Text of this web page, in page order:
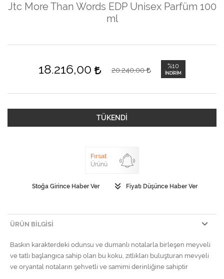
Jtc More Than Words EDP Unisex Parfüm 100
ml
18.216,00 20.240,00 %10
İNDIRIM
TÜKENDİ
Fırsat
Ürünü
Stoğa Girince Haber Ver Fiyatı Düşünce Haber Ver
ÜRÜN BILGISI
Baskın karakterdeki odunsu ve dumanlı notalarla birleşen meyveli
ve tatlı başlangıca sahip olan bu koku, zıtlıkları buluşturan mevyeli
ve oryantal notaların şehvetli ve samimi derinliğine sahiptir